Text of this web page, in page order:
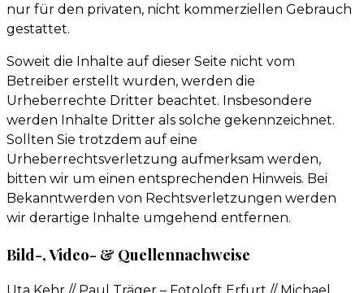
nur für den privaten, nicht kommerziellen Gebrauch
gestattet.
Soweit die Inhalte auf dieser Seite nicht vom
Betreiber erstellt wurden, werden die
Urheberrechte Dritter beachtet. Insbesondere
werden Inhalte Dritter als solche gekennzeichnet.
Sollten Sie trotzdem auf eine
Urheberrechtsverletzung aufmerksam werden,
bitten wir um einen entsprechenden Hinweis. Bei
Bekanntwerden von Rechtsverletzungen werden
wir derartige Inhalte umgehend entfernen.
Bild-, Video- & Quellennachweise